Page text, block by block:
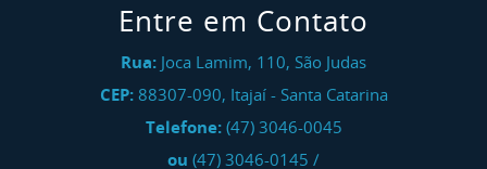
Entre em Contato
Rua: Joca Lamim, 110, São Judas
CEP: 88307-090, Itajaí- Santa Catarina
Telefone: (47) 3046-0045
ou (47) 3046-0145 /